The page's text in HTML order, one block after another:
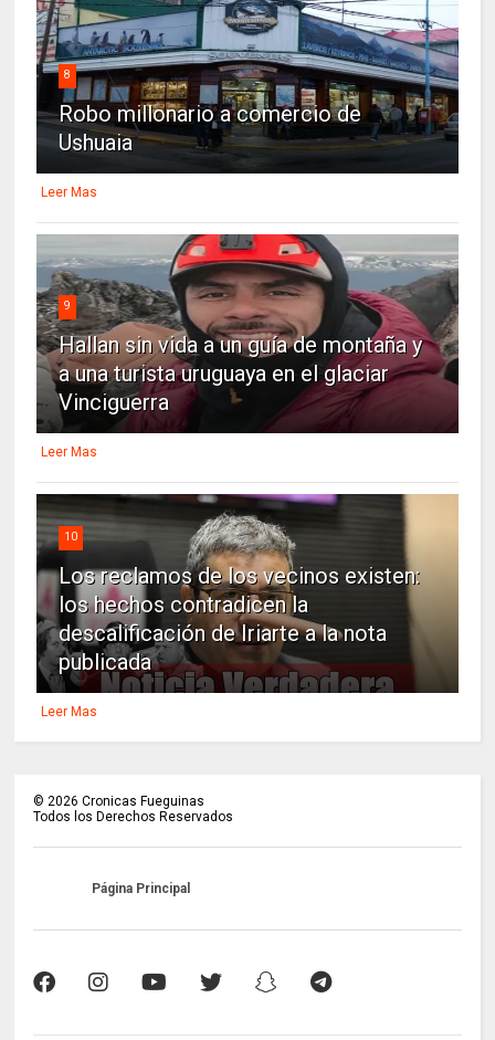
8
Robo millonario a comercio de
Ushuaia
Leer Mas
9
Hallan sin vida a un guía de montaña y
a una turista uruguaya en el glaciar
Vinciguerra
Leer Mas
10
Los reclamos de los vecinos existen:
los hechos contradicen la
descalificación de Iriarte a la nota
publicada
Leer Mas
© 2026 Cronicas Fueguinas
Todos los Derechos Reservados
Página Principal